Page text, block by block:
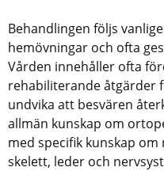
Behandlingen följs
hemövningar och ofta
Vården innehåller ofta
rehabiliterande åtgärder
undvika att besvären
allmän kunskap om
med specifik kunskap
skelett, leder och